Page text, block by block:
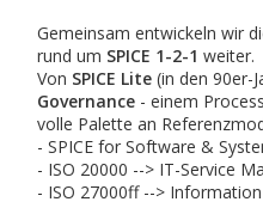
Gemeinsam entwickeln wir
rund um SPICE 1-2-1 weiter.
Von SPICE Lite (in den 90er-
Governance - einem
volle Palette an
- SPICE for Software &
- ISO 20000 --> IT-Service
- ISO 27000ff -->